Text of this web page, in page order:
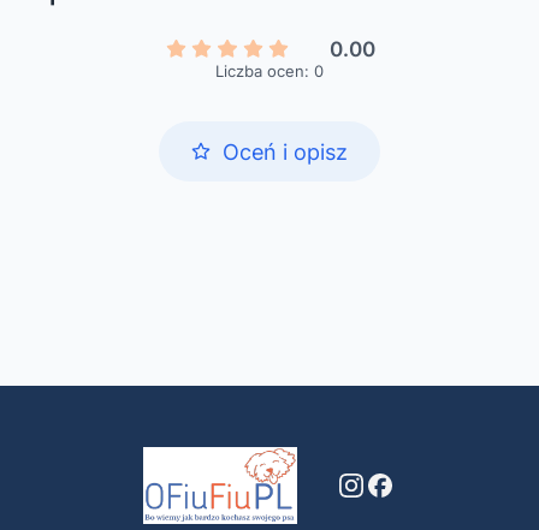
0.00
Liczba ocen: 0
Oceń i opisz